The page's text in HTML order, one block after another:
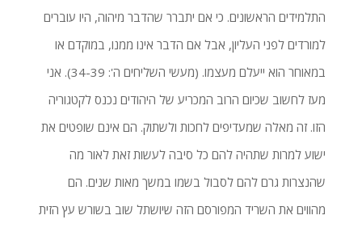
התלמידים הראשונים. כי אם יתברר שהדבר מיהוה, היו עוברים
למורדים לפני העליון, אבל אם הדבר אינו ממנו, במוקדם או
במאוחר הוא ייעלם מעצמו. (מעשי השליחים ה': 34-39). אני
מעז לחשוב שכיום הרוב המכריע של היהודים נכנס לקטגוריה
הזו. זה מאלה שמעדיפים לחכות ולשתוק. הם אינם שופטים את
ישוע למרות שתהיה להם כל סיבה לעשות זאת לאור מה
שהנצרות גרם להם לסבול בשמו במשך מאות שנים. הם
מהווים את השריד המפורסם הזה שיושתל שוב בשורש עץ הזית